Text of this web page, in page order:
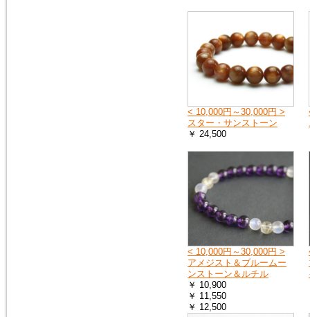
< 10,000円～30,000円 >
スター・サンストーン
￥ 24,500
< 10,000円～30,000円 >
アメジスト＆ブルームー
ンストーン＆ルチル
￥ 10,900
￥ 11,550
￥ 12,500